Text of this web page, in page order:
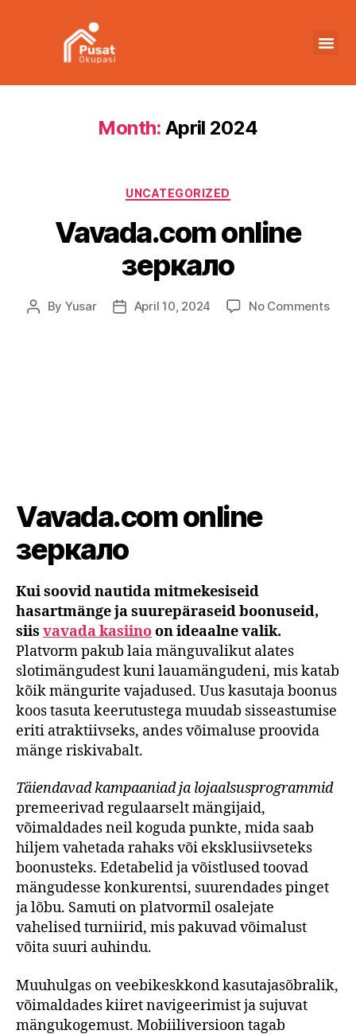
Month: April 2024
UNCATEGORIZED
Vavada.com online
зеркало
By Yusar April 10, 2024 No Comments
Vavada.com online
зеркало
Kui soovid nautida mitmekesiseid
hasartmänge ja suurepäraseid boonuseid,
siis vavada kasiinoon ideaalne valik.
Platvorm pakub laia mänguvalikut alates
slotimängudest kuni lauamängudeni, mis katab
kõik mängurite vajadused. Uus kasutaja boonus
koos tasuta keerutustega muudab sisseastumise
eriti atraktiivseks, andes võimaluse proovida
mänge riskivabalt.
Täiendavad kampaaniad ja lojaalsusprogrammid
premeerivad regulaarselt mängijaid,
võimaldades neil koguda punkte, mida saab
hiljem vahetada rahaks või eksklusiivseteks
boonusteks. Edetabelid ja võistlused toovad
mängudesse konkurentsi, suurendades pinget
ja lõbu. Samuti on platvormil osalejate
vahelised turniirid, mis pakuvad võimalust
võita suuri auhindu.
Muuhulgas on veebikeskkond kasutajasõbralik,
võimaldades kiiret navigeerimist ja sujuvat
mängukogemust. Mobiiliversioon tagab